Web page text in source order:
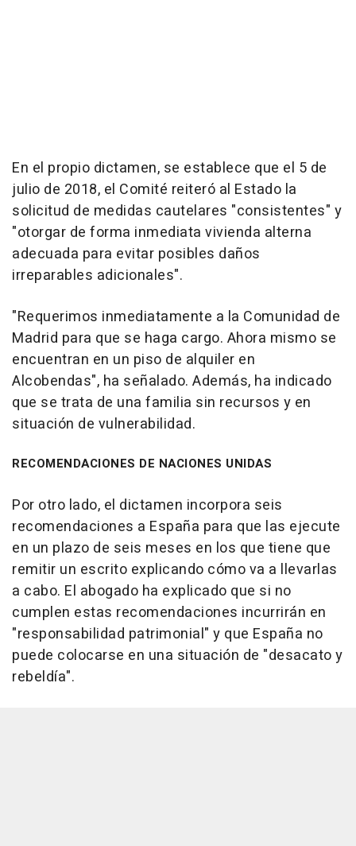
En el propio dictamen, se establece que el 5 de
julio de 2018, el Comité reiteró al Estado la
solicitud de medidas cautelares "consistentes" y
"otorgar de forma inmediata vivienda alterna
adecuada para evitar posibles daños
irreparables adicionales".
"Requerimos inmediatamente a la Comunidad de
Madrid para que se haga cargo. Ahora mismo se
encuentran en un piso de alquiler en
Alcobendas", ha señalado. Además, ha indicado
que se trata de una familia sin recursos y en
situación de vulnerabilidad.
RECOMENDACIONES DE NACIONES UNIDAS
Por otro lado, el dictamen incorpora seis
recomendaciones a España para que las ejecute
en un plazo de seis meses en los que tiene que
remitir un escrito explicando cómo va a llevarlas
a cabo. El abogado ha explicado que si no
cumplen estas recomendaciones incurrirán en
"responsabilidad patrimonial" y que España no
puede colocarse en una situación de "desacato y
rebeldía".